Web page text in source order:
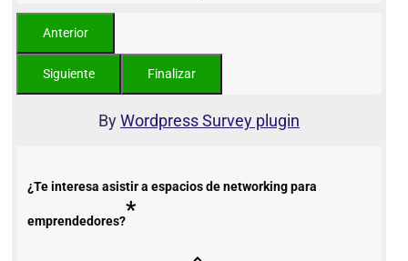
ByWordpress Survey plugin
¿Te interesa asistir a espacios de networking para
emprendedores?*